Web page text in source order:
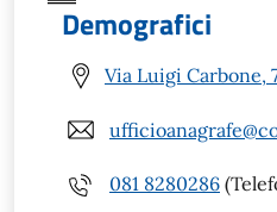
Demografici
Via Luigi Carbone,
081 8280286